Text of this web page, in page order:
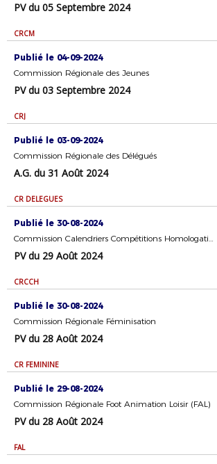
PV du 05 Septembre 2024
CRCM
Publié le 04-09-2024
Commission Régionale des Jeunes
PV du 03 Septembre 2024
CRJ
Publié le 03-09-2024
Commission Régionale des Délégués
A.G. du 31 Août 2024
CR DELEGUES
Publié le 30-08-2024
Commission Calendriers Compétitions Homologation
PV du 29 Août 2024
CRCCH
Publié le 30-08-2024
Commission Régionale Féminisation
PV du 28 Août 2024
CR FEMININE
Publié le 29-08-2024
Commission Régionale Foot Animation Loisir (FAL)
PV du 28 Août 2024
FAL